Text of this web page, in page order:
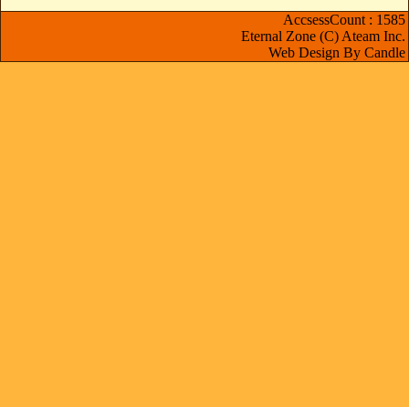
AccsessCount : 1585
Eternal Zone (C) Ateam Inc.
Web Design By Candle